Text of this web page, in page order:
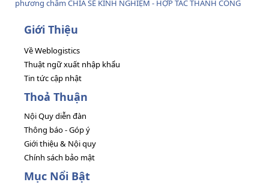
phương châm CHIA SẺ KINH NGHIỆM - HỢP TÁC THÀNH CÔNG
Giới Thiệu
Về Weblogistics
Thuật ngữ xuất nhập khẩu
Tin tức cập nhật
Thoả Thuận
Nội Quy diễn đàn
Thông báo - Góp ý
Giới thiệu & Nội quy
Chính sách bảo mật
Mục Nổi Bật